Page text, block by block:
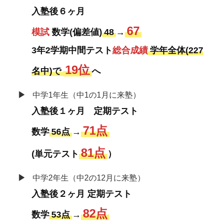
入塾後６ヶ月
模試 数学(偏差値) 48 → 67
3年2学期中間テスト総合成績 学年全体(227
名中)で 19位 へ
▶ 中学1年生（中1の1月に来塾）
入塾後１ヶ月 定期テスト
数学 56点 → 71点
(単元テスト 81点 ）
▶ 中学2年生（中2の12月に来塾）
入塾後２ヶ月 定期テスト
数学 53点 → 82点